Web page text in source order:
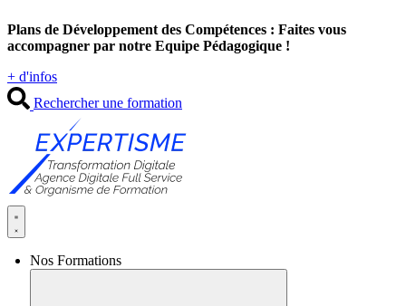
au
contenu
Plans de Développement des Compétences : Faites vous
accompagner par notre Equipe Pédagogique !
+ d'infos
Rechercher une formation
Nos Formations